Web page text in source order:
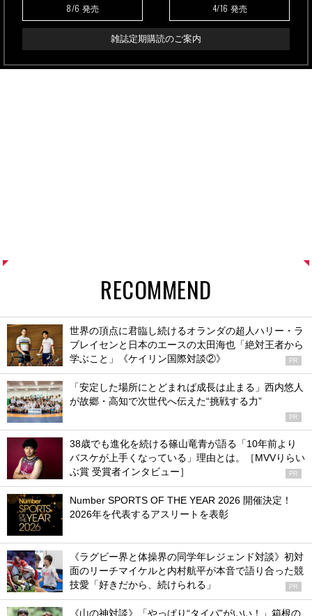
8/6 発売 4/16 発売
雑誌定期購読のご案内
RECOMMEND
世界の頂点に君臨し続けるオランダの超人ハリー・ラ
ブレイセンと日本のエースの太田海也「絶対王者から
学ぶこと」《ケイリン国際対談②》
PR
「安定した場所にとどまれば成長は止まる」西内悠人
が故郷・高知で次世代へ伝えた“挑戦する力”
PR
38歳でも進化を続ける篠山竜青が語る「10年前より
バスケが上手くなっている」理由とは。［MVVりらい
ぶ賞 受賞者インタビュー］
PR
Number SPORTS OF THE YEAR 2026 開催決定！
2026年を代表するアスリートを表彰
《ラグビー界と体操界の同学年レジェンド対談》初対
面のリーチマイケルと内村航平が本音で語り合った競
技愛「好きだから、続けられる」
PR
《山の神対談》「やっぱり“タイパ”がいい！」箱根の